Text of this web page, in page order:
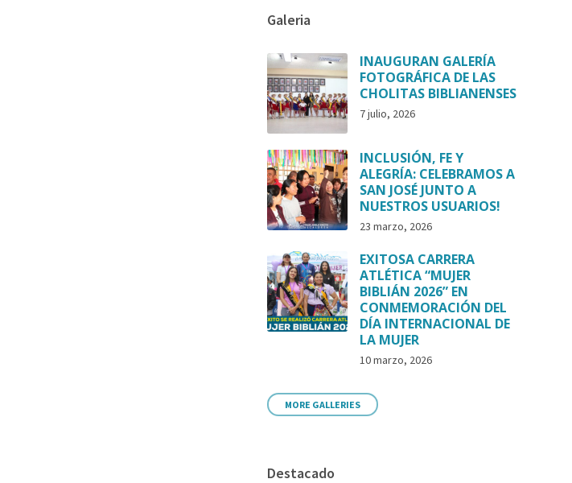
Galeria
INAUGURAN GALERÍA
FOTOGRÁFICA DE LAS
CHOLITAS BIBLIANENSES
7 julio, 2026
INCLUSIÓN, FE Y
ALEGRÍA: CELEBRAMOS A
SAN JOSÉ JUNTO A
NUESTROS USUARIOS!
23 marzo, 2026
EXITOSA CARRERA
ATLÉTICA “MUJER
BIBLIÁN 2026” EN
CONMEMORACIÓN DEL
DÍA INTERNACIONAL DE
LA MUJER
10 marzo, 2026
MORE GALLERIES
Destacado